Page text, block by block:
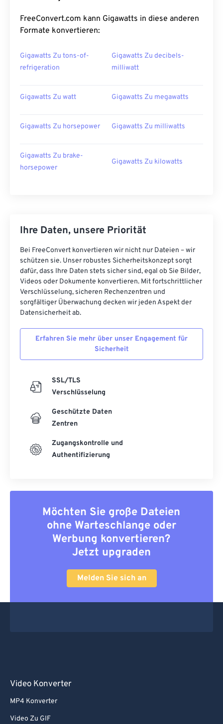
FreeConvert.com kann Gigawatts in diese anderen
Formate konvertieren:
Gigawatts Zu tons-of-
refrigeration
Gigawatts Zu decibels-
milliwatt
Gigawatts Zu watt Gigawatts Zu megawatts
Gigawatts Zu horsepower Gigawatts Zu milliwatts
Gigawatts Zu brake-
horsepower
Gigawatts Zu kilowatts
Ihre Daten, unsere Priorität
Bei FreeConvert konvertieren wir nicht nur Dateien – wir
schützen sie. Unser robustes Sicherheitskonzept sorgt
dafür, dass Ihre Daten stets sicher sind, egal ob Sie Bilder,
Videos oder Dokumente konvertieren. Mit fortschrittlicher
Verschlüsselung, sicheren Rechenzentren und
sorgfältiger Überwachung decken wir jeden Aspekt der
Datensicherheit ab.
Erfahren Sie mehr über unser Engagement für
Sicherheit
SSL/TLS
Verschlüsselung
Geschützte Daten
Zentren
Zugangskontrolle und
Authentifizierung
Möchten Sie große Dateien
ohne Warteschlange oder
Werbung konvertieren?
Jetzt upgraden
Melden Sie sich an
Video Konverter
MP4 Konverter
Video Zu GIF